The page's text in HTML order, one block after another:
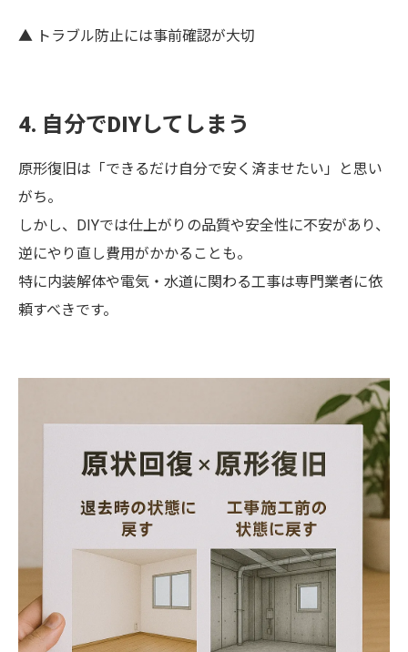
▲ トラブル防止には事前確認が大切
4. 自分でDIYしてしまう
原形復旧は「できるだけ自分で安く済ませたい」と思い
がち。
しかし、DIYでは仕上がりの品質や安全性に不安があり、
逆にやり直し費用がかかることも。
特に内装解体や電気・水道に関わる工事は専門業者に依
頼すべきです。